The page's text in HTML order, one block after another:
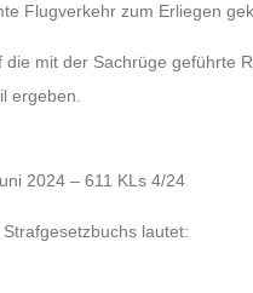
Flugverkehr zum Erliegen
mit der Sachrüge geführte
ergeben.
2024 – 611 KLs 4/24
lautet: